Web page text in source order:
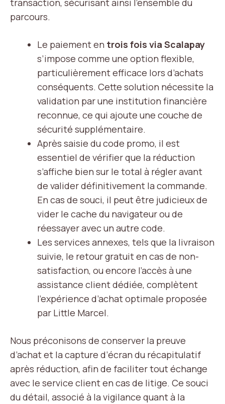
transaction, sécurisant ainsi l’ensemble du
parcours.
Le paiement en trois fois via Scalapay
s’impose comme une option flexible,
particulièrement efficace lors d’achats
conséquents. Cette solution nécessite la
validation par une institution financière
reconnue, ce qui ajoute une couche de
sécurité supplémentaire.
Après saisie du code promo, il est
essentiel de vérifier que la réduction
s’affiche bien sur le total à régler avant
de valider définitivement la commande.
En cas de souci, il peut être judicieux de
vider le cache du navigateur ou de
réessayer avec un autre code.
Les services annexes, tels que la livraison
suivie, le retour gratuit en cas de non-
satisfaction, ou encore l’accès à une
assistance client dédiée, complètent
l’expérience d’achat optimale proposée
par Little Marcel.
Nous préconisons de conserver la preuve
d’achat et la capture d’écran du récapitulatif
après réduction, afin de faciliter tout échange
avec le service client en cas de litige. Ce souci
du détail, associé à la vigilance quant à la